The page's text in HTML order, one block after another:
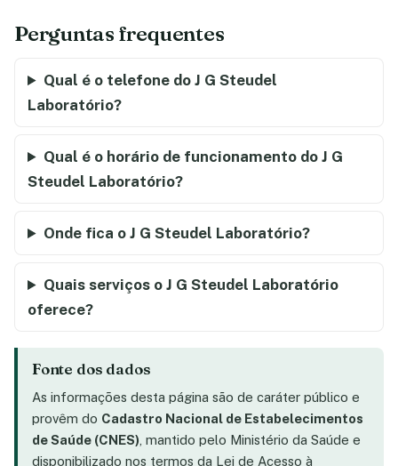
Perguntas frequentes
Qual é o telefone do J G Steudel
Laboratório?
Qual é o horário de funcionamento do J G
Steudel Laboratório?
Onde fica o J G Steudel Laboratório?
Quais serviços o J G Steudel Laboratório
oferece?
Fonte dos dados
As informações desta página são de caráter público e
provêm do Cadastro Nacional de Estabelecimentos
de Saúde (CNES) , mantido pelo Ministério da Saúde e
disponibilizado nos termos da Lei de Acesso à